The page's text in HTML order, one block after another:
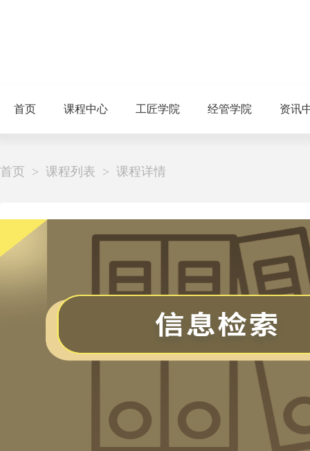
首页 课程中心 工匠学院 经管学院 资讯
首页 > 课程列表 > 课程详情